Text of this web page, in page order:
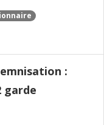
:
garde